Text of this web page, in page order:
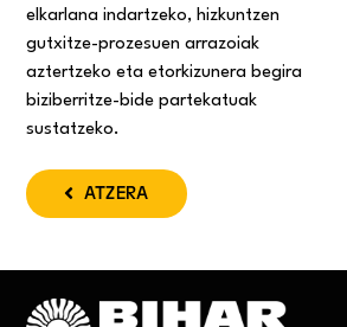
elkarlana indartzeko, hizkuntzen
gutxitze-prozesuen arrazoiak
aztertzeko eta etorkizunera begira
biziberritze-bide partekatuak
sustatzeko.
ATZERA